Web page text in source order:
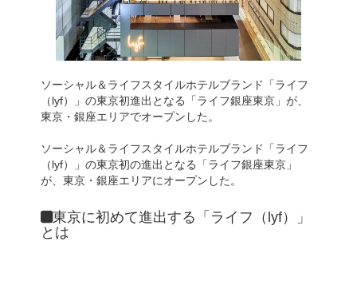
ソーシャル＆ライフスタイルホテルブランド「ライフ
（lyf）」の東京初進出となる「ライフ銀座東京」が、
東京・銀座エリアでオープンした。
ソーシャル＆ライフスタイルホテルブランド「ライフ
（lyf）」の東京初の進出となる「ライフ銀座東京」
が、東京・銀座エリアにオープンした。
東京に初めて進出する「ライフ（lyf）」
とは